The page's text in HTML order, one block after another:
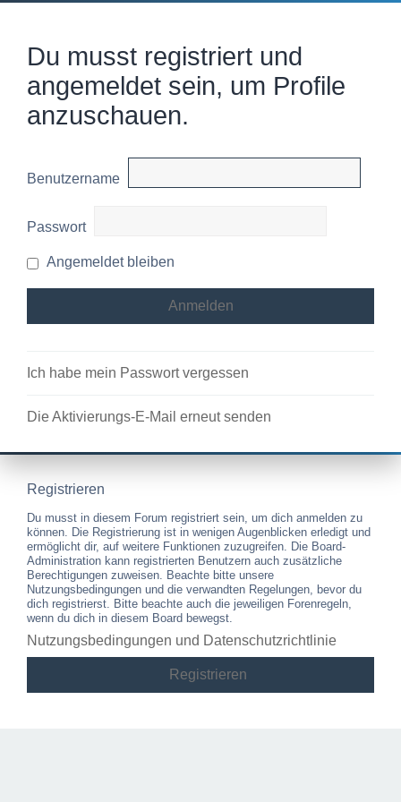
Du musst registriert und
angemeldet sein, um Profile
anzuschauen.
Benutzername
Passwort
Angemeldet bleiben
Ich habe mein Passwort vergessen
Die Aktivierungs-E-Mail erneut senden
Registrieren
Du musst in diesem Forum registriert sein, um dich anmelden zu
können. Die Registrierung ist in wenigen Augenblicken erledigt und
ermöglicht dir, auf weitere Funktionen zuzugreifen. Die Board-
Administration kann registrierten Benutzern auch zusätzliche
Berechtigungen zuweisen. Beachte bitte unsere
Nutzungsbedingungen und die verwandten Regelungen, bevor du
dich registrierst. Bitte beachte auch die jeweiligen Forenregeln,
wenn du dich in diesem Board bewegst.
Nutzungsbedingungen und Datenschutzrichtlinie
Registrieren